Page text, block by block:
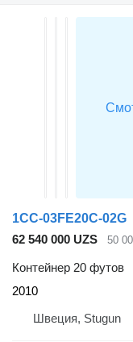
1CC-03FE20C-02G
62 540 000 UZS
50
Контейнер 20 футов
2010
Швеция, Stugun